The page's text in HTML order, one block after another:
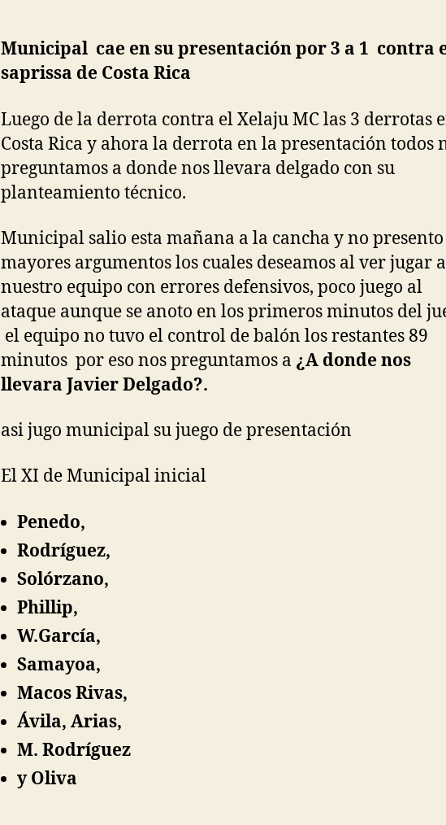
Municipal cae en su presentación por 3 a 1 contra
saprissa de Costa Rica
Luego de la derrota contra el Xelaju MC las 3 derrotas
Costa Rica y ahora la derrota en la presentación todos
preguntamos a donde nos llevara delgado con su
planteamiento técnico.
Municipal salio esta mañana a la cancha y no presento
mayores argumentos los cuales deseamos al ver jugar a
nuestro equipo con errores defensivos, poco juego al
ataque aunque se anoto en los primeros minutos del
el equipo no tuvo el control de balón los restantes 89
minutos por eso nos preguntamos a ¿A donde nos
llevara Javier Delgado?.
asi jugo municipal su juego de presentación
El XI de Municipal inicial
Penedo,
Rodríguez,
Solórzano,
Phillip,
W.García,
Samayoa,
Macos Rivas,
Ávila, Arias,
M. Rodríguez
y Oliva